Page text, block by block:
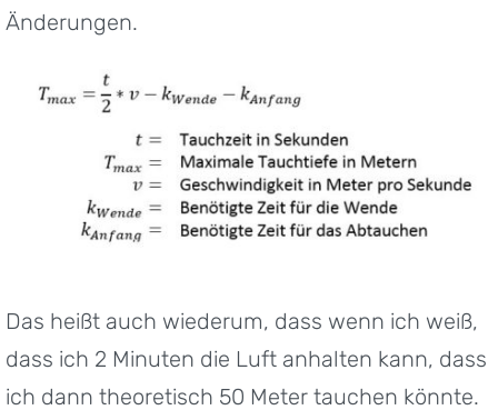
Änderungen.
Das heißt auch wiederum, dass wenn ich weiß,
dass ich 2 Minuten die Luft anhalten kann, dass
ich dann theoretisch 50 Meter tauchen könnte.